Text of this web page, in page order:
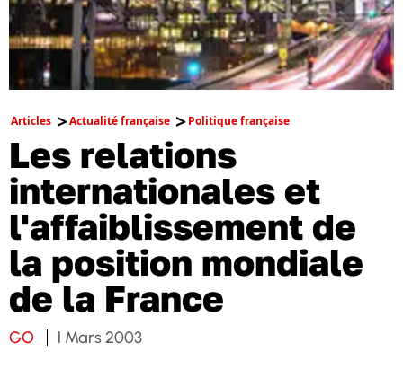
Articles Actualité française Politique française
Les relations
internationales et
l'affaiblissement de
la position mondiale
de la France
GO 1 Mars 2003